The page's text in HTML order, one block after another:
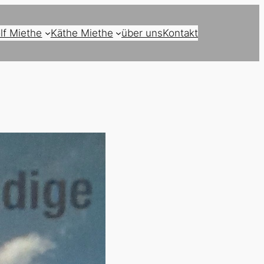
Miethe Käthe Miethe über unsKontakt